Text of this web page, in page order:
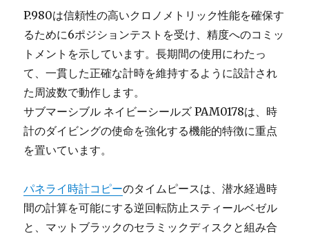
P.980は信頼性の高いクロノメトリック性能を確保す
るために6ポジションテストを受け、精度へのコミッ
トメントを示しています。長期間の使用にわたっ
て、一貫した正確な計時を維持するように設計され
た周波数で動作します。
サブマーシブル ネイビーシールズ PAM0178は、時
計のダイビングの使命を強化する機能的特徴に重点
を置いています。
パネライ時計コピーのタイムピースは、潜水経過時
間の計算を可能にする逆回転防止スティールベゼル
と、マットブラックのセラミックディスクと組み合